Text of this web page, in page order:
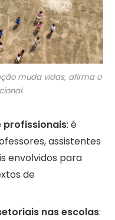
muda vidas, afirma o
profissionais: é
assistentes
envolvidos para
de
nas escolas: